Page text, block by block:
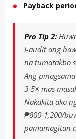
Payback
Pro Tip 2:
I-audit ang
na tumatakbo
Ang
3-5× mas
Nakakita ako
₱800-1,200/
pamamagitan